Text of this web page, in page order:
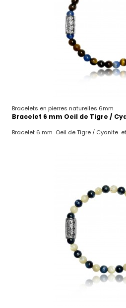
Bracelets en pierres naturelles 6mm
Bracelet 6 mm Oeil de Tigre /
Bracelet 6 mm Oeil de Tigre / Cyanite